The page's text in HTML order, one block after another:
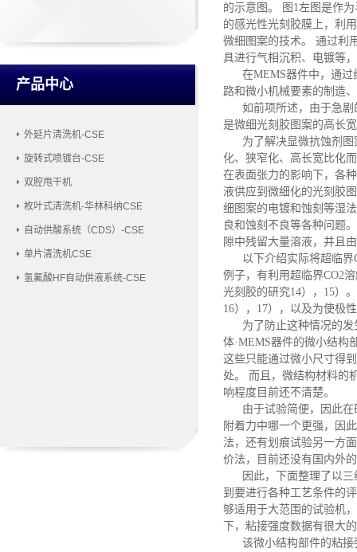
产品中心
外延片清洗机-CSE
旋转式喷镀台-CSE
双腔甩干机
枚叶式清洗机-华林科纳CSE
自动供酸系统（CDS）-CSE
单片清洗机CSE
氢氟酸HF自动供液系统-CSE
的示意图。 图1左图是作
的感光性光刻胶膜上，利
微细图案的技术。 通过利
具进行气相沉积、电镀等
在MEMS器件中，通
路和微小机械要素的制造
如前项所述，由于急
是微细光刻胶图案的高长
为了解决显微抗蚀剂
化、狭窄化、高长宽比化
在表面张力的影响下，各
液供应到微细化的光刻胶
细图案的电镀和蚀刻等湿
良和蚀刻不良等各种问题
隙中残留大量溶液，并且
以下介绍实际将超临界
例子，有利用超临界CO2
光刻胶的研究14），15）
16），17），以及为使极
为了防止这种情况的
体·MEMS器件的微小结构
这些只能通过微小尺寸得
处。 而且，微结构材料的
响程度目前还不清楚。
由于试验简便，因此
附着力中哪一个更强，因
法，还有划痕试验另一方
价法，目前还没有国内外
因此，下面整理了以
到要进行各种工艺条件的
够适用于大范围的试验机
下，粘接强度数据有很大
该微小结构部件的粘